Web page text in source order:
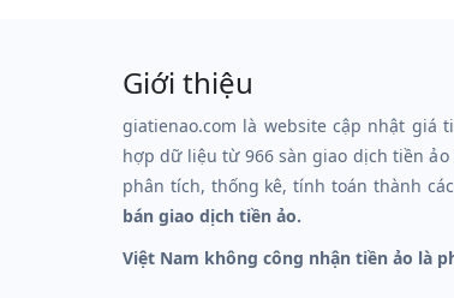
Giới thiệu
giatienao.com là website cập nhật giá
hợp dữ liệu từ 966 sàn giao dịch tiền
phân tích, thống kê, tính toán thành
bán giao dịch tiền ảo.
Việt Nam không công nhận tiền ảo là